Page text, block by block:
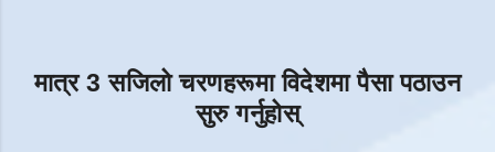
मात्र 3 सजिलो चरणहरूमा विदेशमा पैसा पठाउन
सुरु गर्नुहोस्